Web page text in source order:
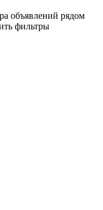
объявлений рядом
фильтры